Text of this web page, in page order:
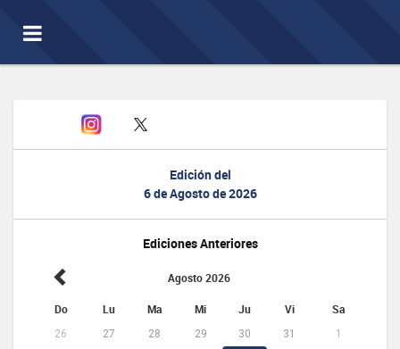
Toggle
navigation
Edición del
6 de Agosto de 2026
Ediciones Anteriores
Agosto 2026
Do Lu Ma Mi Ju Vi Sa
26 27 28 29 30 31
1